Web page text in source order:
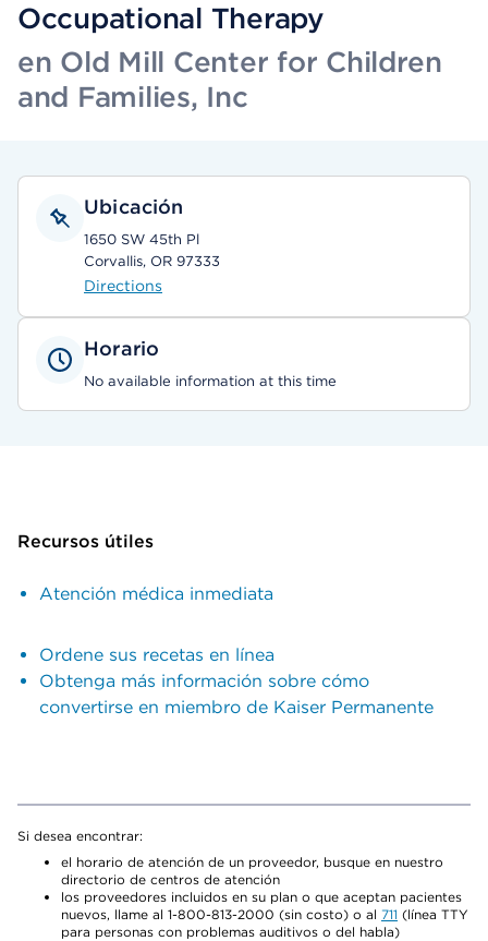
Occupational Therapy
en Old Mill Center for Children
and Families, Inc
Ubicación
1650 SW 45th Pl
Corvallis, OR 97333
Directions
Horario
No available information at this time
Recursos útiles
Atención médica inmediata
Ordene sus recetas en línea
Obtenga más información sobre cómo
convertirse en miembro de Kaiser Permanente
Si desea encontrar:
el horario de atención de un proveedor, busque en nuestro
directorio de centros de atención
los proveedores incluidos en su plan o que aceptan pacientes
nuevos, llame al 1-800-813-2000 (sin costo) o al 711 (línea TTY
para personas con problemas auditivos o del habla)